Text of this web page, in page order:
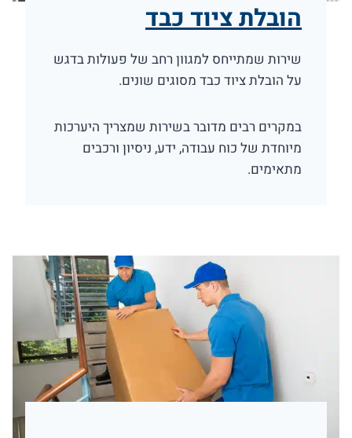
הובלת ציוד כבד
שירות שמתייחס למגוון רחב של פעולות בדגש
על הובלת ציוד כבד מסוגים שונים.
במקרים רבים מדובר בשירות שמצריך היערכות
מיוחדת של כוח עבודה, ידע, ניסיון ורכבים
מתאימים.